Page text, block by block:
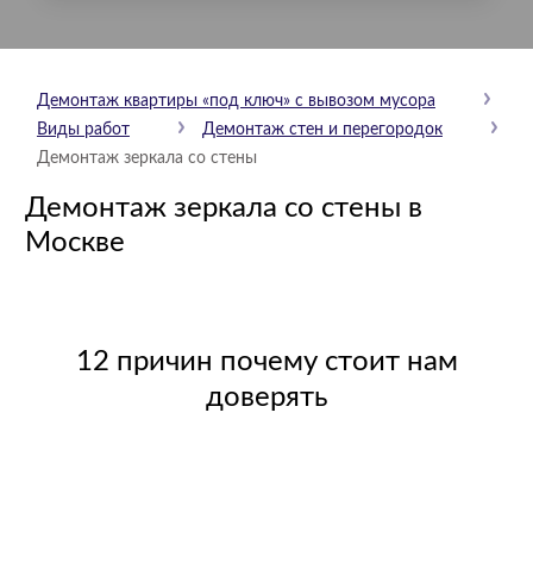
Демонтаж квартиры «под ключ» с вывозом мусора
Виды работ
Демонтаж стен и перегородок
Демонтаж зеркала со стены
Демонтаж зеркала со стены в
Москве
12 причин почему стоит нам
доверять